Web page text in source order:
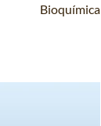
Bioquímica